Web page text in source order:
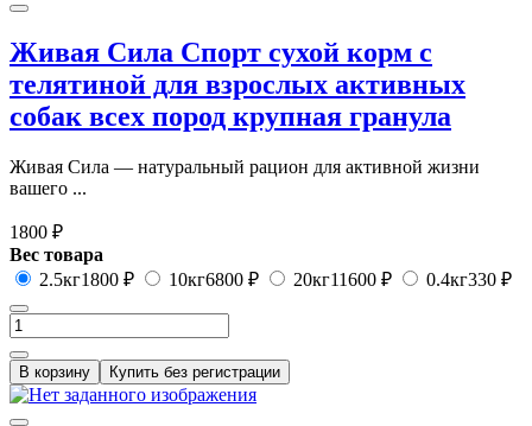
Живая Сила Спорт сухой корм с
телятиной для взрослых активных
собак всех пород крупная гранула
Живая Сила — натуральный рацион для активной жизни
вашего ...
1800 ₽
Вес товара
2.5кг1800 ₽ 10кг6800 ₽ 20кг11600 ₽ 0.4кг330 ₽
В корзину Купить без регистрации